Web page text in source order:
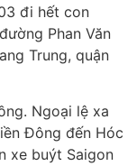
đi hết con
Phan Văn
Trung, quận
Ngoại lệ xa
Đông đến Hóc
xe buýt Saigon